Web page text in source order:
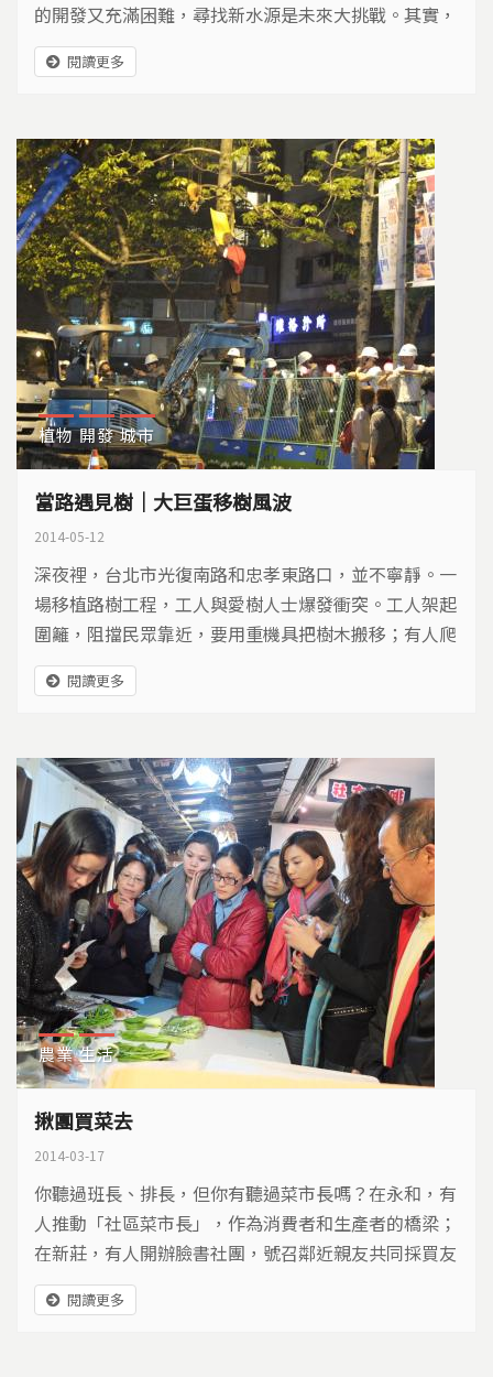
的開發又充滿困難，尋找新水源是未來大挑戰。其實，
建築物、公園甚至高架道路，都是雨水收集的好幫手。
該如何將上天的贈與，好好利用？
閱讀更多
植物 開發 城市
當路遇見樹｜大巨蛋移樹風波
2014-05-12
深夜裡，台北市光復南路和忠孝東路口，並不寧靜。一
場移植路樹工程，工人與愛樹人士爆發衝突。工人架起
圍籬，阻擋民眾靠近，要用重機具把樹木搬移；有人爬
上樹，登上怪手，推倒圍籬，企圖用肉身護樹…
閱讀更多
農業 生活
揪團買菜去
2014-03-17
你聽過班長、排長，但你有聽過菜市長嗎？在永和，有
人推動「社區菜市長」，作為消費者和生產者的橋梁；
在新莊，有人開辦臉書社團，號召鄰近親友共同採買友
善環境的農產品，力量雖小，但希望做個撒種的人。隨
著網路社群發達，一種新的消費型態興起，是社會運
閱讀更多